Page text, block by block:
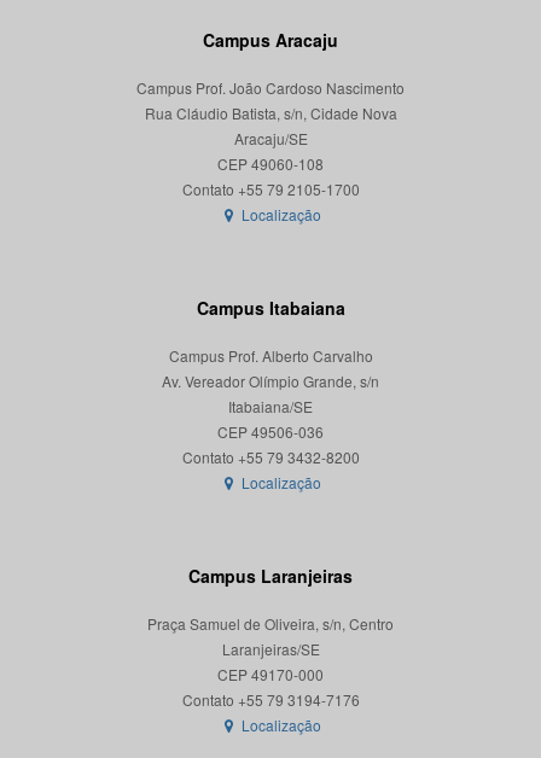
Campus Aracaju
Campus Prof. João Cardoso Nascimento
Rua Cláudio Batista, s/n, Cidade Nova
Aracaju/SE
CEP 49060-108
Localização
Campus Itabaiana
Campus Prof. Alberto Carvalho
Av. Vereador Olímpio Grande, s/n
Itabaiana/SE
CEP 49506-036
Localização
Campus Laranjeiras
Praça Samuel de Oliveira, s/n, Centro
Laranjeiras/SE
CEP 49170-000
Localização